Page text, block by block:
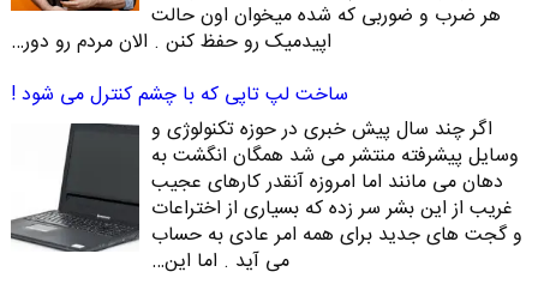
هر ضرب و ضوربی که شده میخوان اون حالت
اپیدمیک رو حفظ کنن . الان مردم رو دور…
ساخت لپ تاپی که با چشم کنترل می شود !
اگر چند سال پیش خبری در حوزه تکنولوژی و
وسایل پیشرفته منتشر می شد همگان انگشت به
دهان می مانند اما امروزه آنقدر کارهای عجیب
غریب از این بشر سر زده که بسیاری از اختراعات
و گجت های جدید برای همه امر عادی به حساب
می آید . اما این…